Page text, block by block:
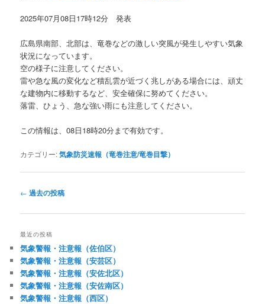
2025年07月08日17時12分 発表
広島県南部、北部は、竜巻などの激しい突風が発生しやすい気象
状況になっています。
空の様子に注意してください。
雷や急な風の変化など積乱雲が近づく兆しがある場合には、頑丈
な建物内に移動するなど、安全確保に努めてください。
落雷、ひょう、急な強い雨にも注意してください。
この情報は、08日18時20分まで有効です。
カテゴリー:気象防災速報（竜巻注意/竜巻目撃）
投
ナ
ー
シ
ョ
ン
← 過去の投稿
最近の投稿
気象警報・注意報（佐伯区）
気象警報・注意報（安芸区）
気象警報・注意報（安佐北区）
気象警報・注意報（安佐南区）
気象警報・注意報（西区）